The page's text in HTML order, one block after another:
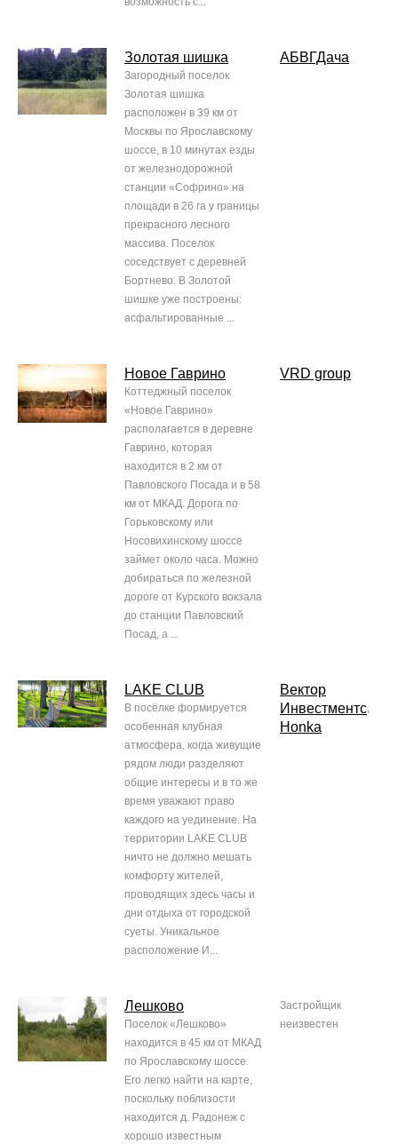
Золотая шишка
Загородный поселок
Золотая шишка
расположен в 39 км от
Москвы по Ярославскому
шоссе, в 10 минутах езды
от железнодорожной
станции «Софрино» на
площади в 26 га у границы
прекрасного лесного
массива. Поселок
соседствует с деревней
Бортнево. В Золотой
шишке уже построены:
асфальтированные ...
АБВГДача
Новое Гаврино
Коттеджный поселок
«Новое Гаврино»
располагается в деревне
Гаврино, которая
находится в 2 км от
Павловского Посада и в 58
км от МКАД. Дорога по
Горьковскому или
Носовихинскому шоссе
займет около часа. Можно
добираться по железной
дороге от Курского вокзала
до станции Павловский
Посад, а ...
VRD group
LAKE CLUB
В посёлке формируется
особенная клубная
атмосфера, когда живущие
рядом люди разделяют
общие интересы и в то же
время уважают право
каждого на уединение. На
территории LAKE CLUB
ничто не должно мешать
комфорту жителей,
проводящих здесь часы и
дни отдыха от городской
суеты. Уникальное
расположение И...
Вектор
Инвестментс,
Honka
Лешково
Поселок «Лешково»
находится в 45 км от МКАД
по Ярославскому шоссе.
Его легко найти на карте,
поскольку поблизости
находится д. Радонеж с
хорошо известным
Застройщик
неизвестен